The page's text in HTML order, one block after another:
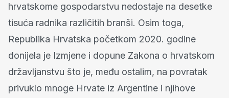
hrvatskome gospodarstvu nedostaje na desetke
tisuća radnika različitih branši. Osim toga,
Republika Hrvatska početkom 2020. godine
donijela je Izmjene i dopune Zakona o hrvatskom
državljanstvu što je, među ostalim, na povratak
privuklo mnoge Hrvate iz Argentine i njihove